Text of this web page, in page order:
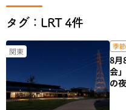
タグ：LRT 4件
関東 季
8月
会
の
楽